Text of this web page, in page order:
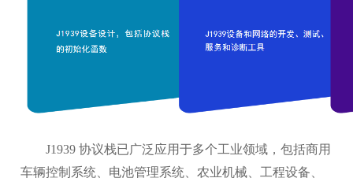
J1939 协议栈已广泛应用于多个工业领域，包括商用
车辆控制系统、电池管理系统、农业机械、工程设备、